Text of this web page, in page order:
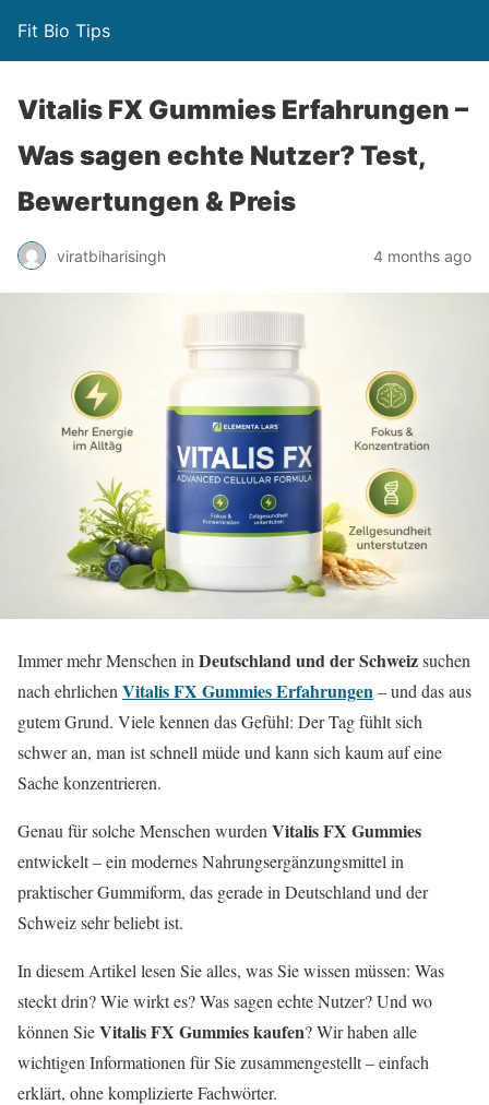
Fit Bio Tips
Vitalis FX Gummies Erfahrungen –
Was sagen echte Nutzer? Test,
Bewertungen & Preis
viratbiharisingh 4 months ago
Immer mehr Menschen in Deutschland und der Schweizsuchen
nach ehrlichen Vitalis FX Gummies Erfahrungen– und das aus
gutem Grund. Viele kennen das Gefühl: Der Tag fühlt sich
schwer an, man ist schnell müde und kann sich kaum auf eine
Sache konzentrieren.
Genau für solche Menschen wurden Vitalis FX Gummies
entwickelt – ein modernes Nahrungsergänzungsmittel in
praktischer Gummiform, das gerade in Deutschland und der
Schweiz sehr beliebt ist.
In diesem Artikel lesen Sie alles, was Sie wissen müssen: Was
steckt drin? Wie wirkt es? Was sagen echte Nutzer? Und wo
können SieVitalis FX Gummies kaufen? Wir haben alle
wichtigen Informationen für Sie zusammengestellt – einfach
erklärt, ohne komplizierte Fachwörter.